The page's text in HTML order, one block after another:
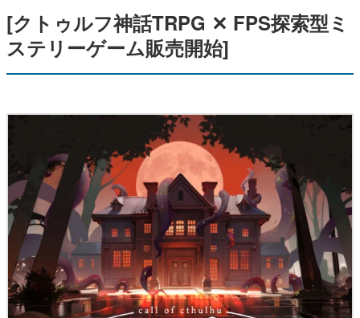
[クトゥルフ神話TRPG ✕ FPS探索型ミ
ステリーゲーム販売開始]